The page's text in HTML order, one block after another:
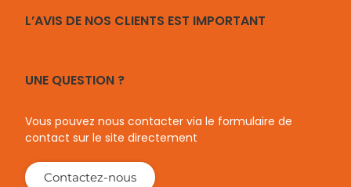
L’AVIS DE NOS CLIENTS EST IMPORTANT
UNE QUESTION ?
Vous pouvez nous contacter via le formulaire de
contact sur le site directement
Contactez-nous